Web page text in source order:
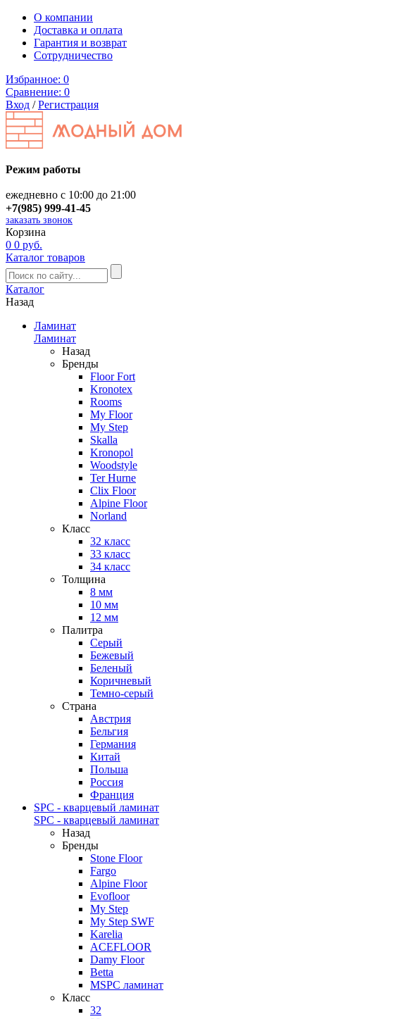
О компании
Доставка и оплата
Гарантия и возврат
Сотрудничество
Избранное: 0
Сравнение: 0
Вход /Регистрация
Режим работы
ежедневно с 10:00 до 21:00
+7(985) 999-41-45
заказать звонок
Корзина
0 0 руб.
Каталог товаров
Каталог
Назад
Ламинат
Ламинат
Назад
Бренды
Floor Fort
Kronotex
Rooms
My Floor
My Step
Skalla
Kronopol
Woodstyle
Ter Hurne
Clix Floor
Alpine Floor
Norland
Класс
32 класс
33 класс
34 класс
Толщина
8 мм
10 мм
12 мм
Палитра
Серый
Бежевый
Беленый
Коричневый
Темно-серый
Страна
Австрия
Бельгия
Германия
Китай
Польша
Россия
Франция
SPC - кварцевый ламинат
SPC - кварцевый ламинат
Назад
Бренды
Stone Floor
Fargo
Alpine Floor
Evofloor
My Step
My Step SWF
Karelia
ACEFLOOR
Damy Floor
Betta
MSPC ламинат
Класс
32